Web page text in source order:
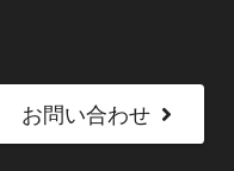
お問い合わせ